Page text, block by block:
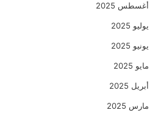
أغسطس 2025
يوليو 2025
يونيو 2025
مايو 2025
أبريل 2025
مارس 2025